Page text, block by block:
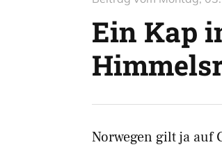
Ein Kap
Norwegen gilt ja auf